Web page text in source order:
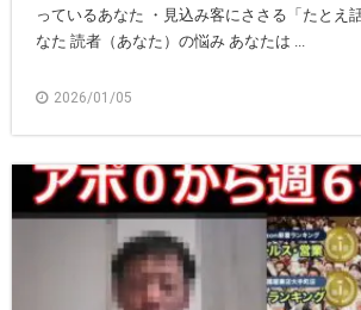
っているあなた ・見込み客にささる「たとえ
なた 読者（あなた）の悩み あなたは ...
2026/01/05